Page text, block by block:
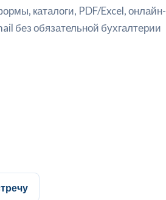
каталоги, PDF/Excel, онлайн-
без обязательной бухгалтерии